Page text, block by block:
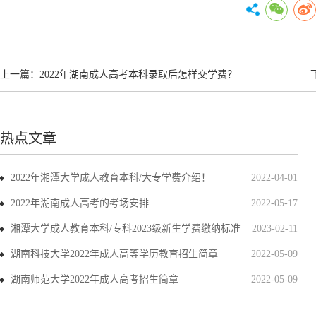
上一篇： 2022年湖南成人高考本科录取后怎样交学费？
热点文章
2022-04-01
2022年湘潭大学成人教育本科/大专学费介绍！
2022-05-17
2022年湖南成人高考的考场安排
2023-02-11
湘潭大学成人教育本科/专科2023级新生学费缴纳标准
2022-05-09
湖南科技大学2022年成人高等学历教育招生简章
2022-05-09
湖南师范大学2022年成人高考招生简章